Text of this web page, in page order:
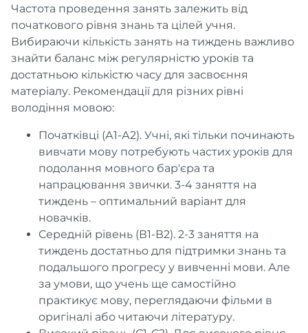
Частота проведення занять залежить від
початкового рівня знань та цілей учня.
Вибираючи кількість занять на тиждень важливо
знайти баланс між регулярністю уроків та
достатньою кількістю часу для засвоєння
матеріалу. Рекомендації для різних рівні
володіння мовою:
Початківці (А1-А2). Учні, які тільки починають
вивчати мову потребують частих уроків для
подолання мовного бар'єра та
напрацювання звички. 3-4 заняття на
тиждень – оптимальний варіант для
новачків.
Середній рівень (В1-В2). 2-3 заняття на
тиждень достатньо для підтримки знань та
подальшого прогресу у вивченні мови. Але
за умови, що учень ще самостійно
практикує мову, переглядаючи фільми в
оригіналі або читаючи літературу.